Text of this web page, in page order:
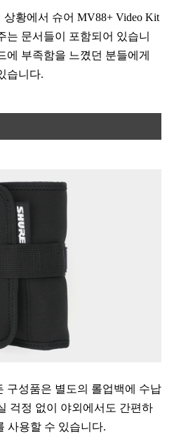
황에서 슈어 MV88+ Video Kit
는 문서들이 포함되어 있습니
에 부족함을 느꼈던 분들에게
습니다.
구성품은 별도의 롤업백에 수납
걱정 없이 야외에서도 간편하
사용할 수 있습니다.